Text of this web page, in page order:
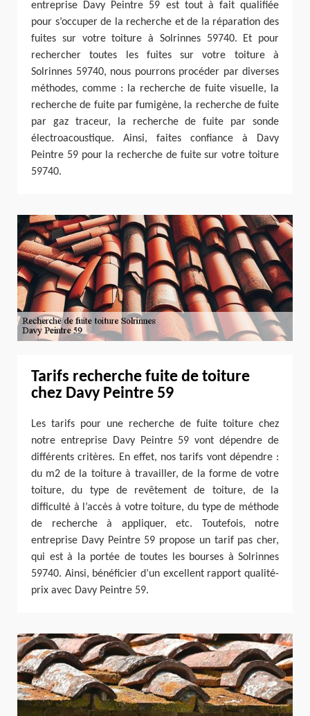
entreprise Davy Peintre 59 est tout à fait qualifiée
pour s’occuper de la recherche et de la réparation des
fuites sur votre toiture à Solrinnes 59740. Et pour
rechercher toutes les fuites sur votre toiture à
Solrinnes 59740, nous pourrons procéder par diverses
méthodes, comme : la recherche de fuite visuelle, la
recherche de fuite par fumigène, la recherche de fuite
par gaz traceur, la recherche de fuite par sonde
électroacoustique. Ainsi, faites confiance à Davy
Peintre 59 pour la recherche de fuite sur votre toiture
59740.
Tarifs recherche fuite de toiture
chez Davy Peintre 59
Les tarifs pour une recherche de fuite toiture chez
notre entreprise Davy Peintre 59 vont dépendre de
différents critères. En effet, nos tarifs vont dépendre :
du m2 de la toiture à travailler, de la forme de votre
toiture, du type de revêtement de toiture, de la
difficulté à l’accès à votre toiture, du type de méthode
de recherche à appliquer, etc. Toutefois, notre
entreprise Davy Peintre 59 propose un tarif pas cher,
qui est à la portée de toutes les bourses à Solrinnes
59740. Ainsi, bénéficier d’un excellent rapport qualité-
prix avec Davy Peintre 59.